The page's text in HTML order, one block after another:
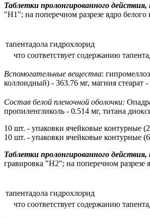
Таблетки пролонгированного
"H1"; на поперечном разрезе ядро
тапентадола гидрохлорид
что соответствует содержанию
Вспомогательные вещества:
коллоидный) - 363.76 мг, магния стеарат -
Состав белой пленочной оболочки:
пропиленгликоль - 0.514 мг, титана
10 шт. - упаковки ячейковые контурные
10 шт. - упаковки ячейковые контурные
Таблетки пролонгированного
гравировка "H2"; на поперечном разрезе
тапентадола гидрохлорид
что соответствует содержанию